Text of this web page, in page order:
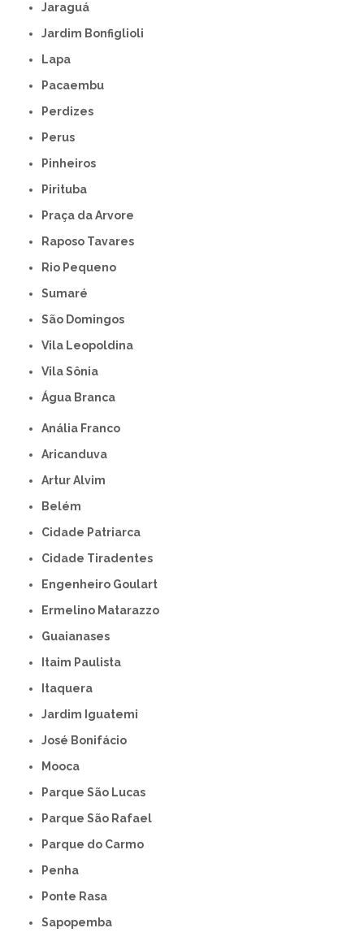
Jaraguá
Jardim Bonfiglioli
Lapa
Pacaembu
Perdizes
Perus
Pinheiros
Pirituba
Praça da Arvore
Raposo Tavares
Rio Pequeno
Sumaré
São Domingos
Vila Leopoldina
Vila Sônia
Água Branca
Anália Franco
Aricanduva
Artur Alvim
Belém
Cidade Patriarca
Cidade Tiradentes
Engenheiro Goulart
Ermelino Matarazzo
Guaianases
Itaim Paulista
Itaquera
Jardim Iguatemi
José Bonifácio
Mooca
Parque São Lucas
Parque São Rafael
Parque do Carmo
Penha
Ponte Rasa
Sapopemba